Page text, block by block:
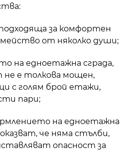
за комфортен
от няколко души;
на едноетажна сграда,
е толкова мощен,
с голям брой етажи,
пари;
на едноетажна
че няма стълби,
опасност за